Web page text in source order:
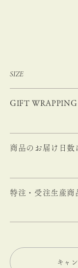
SIZE
GIFT WRAPPING
商品のお届け日数
特注・受注生産商
キャ